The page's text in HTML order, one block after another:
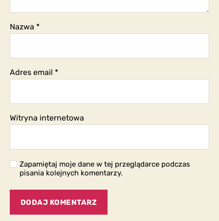
Nazwa *
Adres email *
Witryna internetowa
Zapamiętaj moje dane w tej przeglądarce podczas
pisania kolejnych komentarzy.